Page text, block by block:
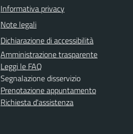
Informativa privacy
Note legali
Dichiarazione di accessibilità
Amministrazione trasparente
Leggi le FAQ
Segnalazione disservizio
Prenotazione appuntamento
Richiesta d'assistenza